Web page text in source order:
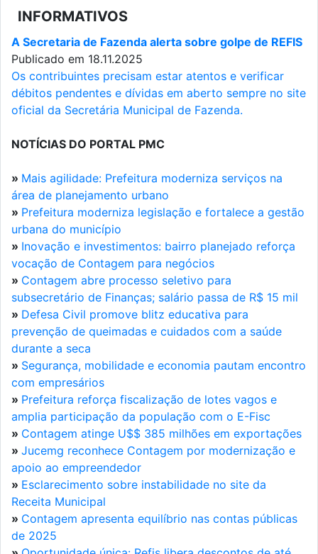
INFORMATIVOS
A Secretaria de Fazenda alerta sobre golpe de REFIS
Publicado em 18.11.2025
Os contribuintes precisam estar atentos e verificar
débitos pendentes e dívidas em aberto sempre no site
oficial da Secretária Municipal de Fazenda.
NOTÍCIAS DO PORTAL PMC
» Mais agilidade: Prefeitura moderniza serviços na
área de planejamento urbano
» Prefeitura moderniza legislação e fortalece a gestão
urbana do município
» Inovação e investimentos: bairro planejado reforça
vocação de Contagem para negócios
» Contagem abre processo seletivo para
subsecretário de Finanças; salário passa de R$ 15 mil
» Defesa Civil promove blitz educativa para
prevenção de queimadas e cuidados com a saúde
durante a seca
» Segurança, mobilidade e economia pautam encontro
com empresários
» Prefeitura reforça fiscalização de lotes vagos e
amplia participação da população com o E-Fisc
» Contagem atinge U$$ 385 milhões em exportações
» Jucemg reconhece Contagem por modernização e
apoio ao empreendedor
» Esclarecimento sobre instabilidade no site da
Receita Municipal
» Contagem apresenta equilíbrio nas contas públicas
de 2025